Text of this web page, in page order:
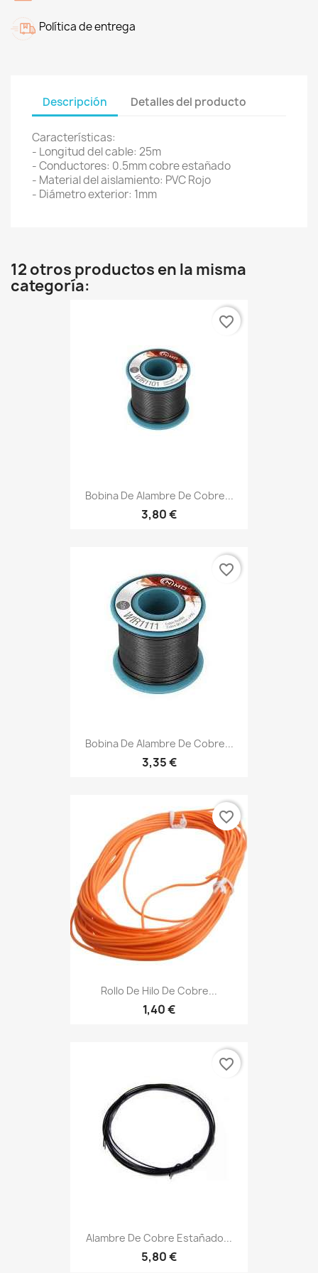
Política de entrega
Descripción Detalles del producto
Características:
- Longitud del cable: 25m
- Conductores: 0.5mm cobre estañado
- Material del aislamiento: PVC Rojo
- Diámetro exterior: 1mm
12 otros productos en la misma
categoría:
Bobina De Alambre De Cobre...
3,80 €
favorite_border
Bobina De Alambre De Cobre...
3,35 €
favorite_border
Rollo De Hilo De Cobre...
1,40 €
favorite_border
Alambre De Cobre Estañado...
5,80 €
favorite_border